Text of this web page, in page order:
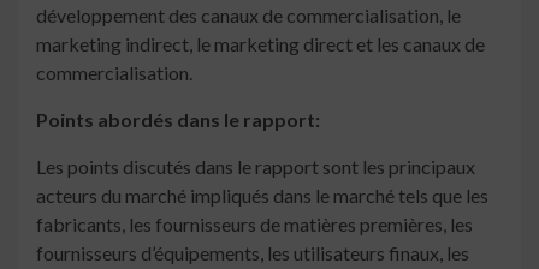
développement des canaux de commercialisation, le
marketing indirect, le marketing direct et les canaux de
commercialisation.
Points abordés dans le rapport:
Les points discutés dans le rapport sont les principaux
acteurs du marché impliqués dans le marché tels que les
fabricants, les fournisseurs de matières premières, les
fournisseurs d’équipements, les utilisateurs finaux, les